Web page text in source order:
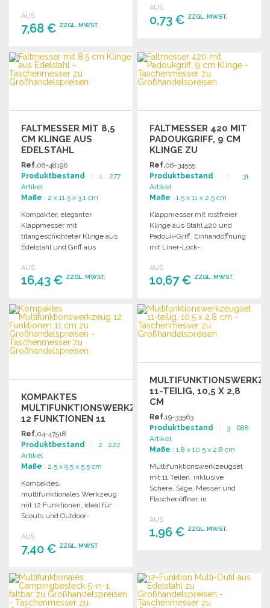
Outdoor-Aktivitäten.
AUS
7,68 € ZZGL. MWST.
BESTELLEN
Angebot anfordern
AUS
0,73 € ZZGL. MWST.
Angebot anfordern
FALTMESSER MIT 8,5
CM KLINGE AUS
EDELSTAHL
Ref.08-48196
Produktbestand : 1 277
Artikel
Maße : 2 x 11.5 x 3.1 cm
Kompakter, eleganter
Klappmesser mit
titangeschichteter Klinge aus
Edelstahl und Griff aus
Inklusive Gürtelclip und
praktischem Etui.
AUS
16,43 € ZZGL. MWST.
BESTELLEN
Angebot anfordern
FALTMESSER 420 MIT
PADOUKGRIFF, 9 CM
KLINGE ZU
GROSSHANDELSPREISEN
Ref.08-34555
Produktbestand : 31
Artikel
Maße : 1.5 x 11 x 2.5 cm
Klappmesser mit rostfreier
Klinge aus Stahl 420 und
Padouk-Griff. Einhandöffnung
mit Liner-Lock-
in grauem Etui.
AUS
10,67 € ZZGL. MWST.
BESTELLEN
Angebot anfordern
KOMPAKTES
MULTIFUNKTIONSWERKZEUG
12 FUNKTIONEN 11
CM
Ref.04-47518
Produktbestand : 2 222
Artikel
Maße : 2.5 x 9.5 x 5.5 cm
Kompaktes,
multifunktionales Werkzeug
mit 12 Funktionen, ideal für
Scouts und Outdoor-
Materialien und handliches
Design.
AUS
7,40 € ZZGL. MWST.
BESTELLEN
Angebot anfordern
11-TEILIG, 10,5 X 2,8
CM
Ref.19-33563
Produktbestand : 3 688
Artikel
Maße : 1.8 x 10.5 x 2.8 cm
Multifunktionswerkzeugset
mit 11 Teilen, inklusive
Schere, Säge, Messer und
Flaschenöffner, in
täglichen Gebrauch.
AUS
1,96 € ZZGL. MWST.
Angebot anfordern